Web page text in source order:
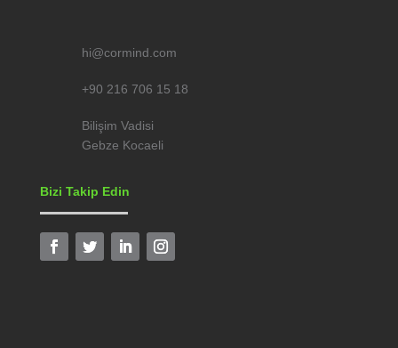
hi@cormind.com
+90 216 706 15 18
Bilişim Vadisi
Gebze Kocaeli
Bizi Takip Edin